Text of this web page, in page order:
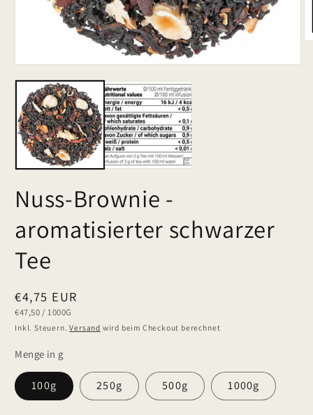
Nuss-Brownie -
aromatisierter schwarzer
Tee
Normaler
Preis
€4,75 EUR
GRUNDPREIS
€47,50 / PRO
1000G
Inkl. Steuern.Versand wird beim Checkout berechnet
Menge in g
100g 250g 500g 1000g